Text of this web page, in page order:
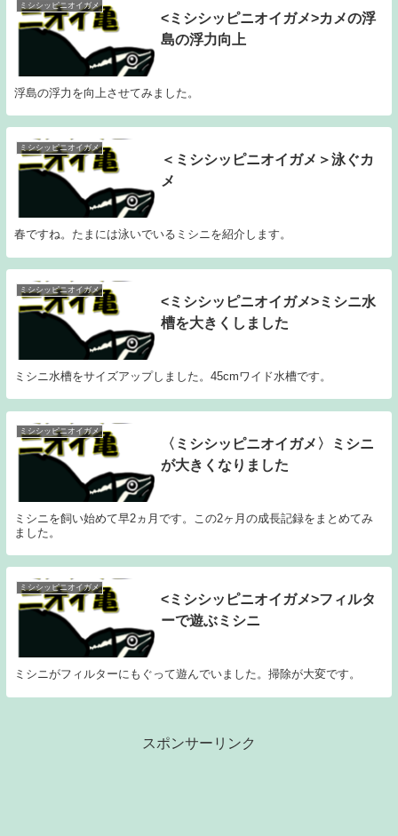
ミシシッピニオイガメ
<ミシシッピニオイガメ>カメの浮
島の浮力向上
浮島の浮力を向上させてみました。
ミシシッピニオイガメ
＜ミシシッピニオイガメ＞泳ぐカ
メ
春ですね。たまには泳いでいるミシニを紹介します。
ミシシッピニオイガメ
<ミシシッピニオイガメ>ミシニ水
槽を大きくしました
ミシニ水槽をサイズアップしました。45cmワイド水槽です。
ミシシッピニオイガメ
〈ミシシッピニオイガメ〉ミシニ
が大きくなりました
ミシニを飼い始めて早2ヵ月です。この2ヶ月の成長記録をまとめてみ
ました。
ミシシッピニオイガメ
<ミシシッピニオイガメ>フィルタ
ーで遊ぶミシニ
ミシニがフィルターにもぐって遊んでいました。掃除が大変です。
スポンサーリンク